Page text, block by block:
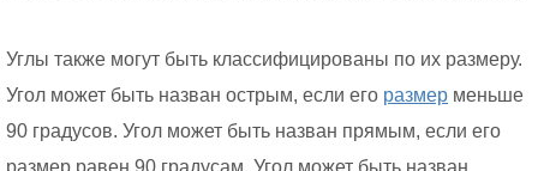
Углы также могут быть классифицированы по их размеру.
Угол может быть назван острым, если его размер меньше
90 градусов. Угол может быть назван прямым, если его
размер равен 90 градусам. Угол может быть назван